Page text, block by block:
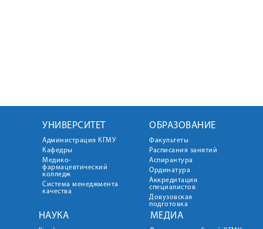
УНИВЕРСИТЕТ
Администрация КГМУ
Кафедры
Медико-
фармацевтический
колледж
Система менеджмента
качества
ОБРАЗОВАНИЕ
Факультеты
Расписания занятий
Аспирантура
Ординатура
Аккредитация
специалистов
Довузовская
подготовка
НАУКА МЕДИА